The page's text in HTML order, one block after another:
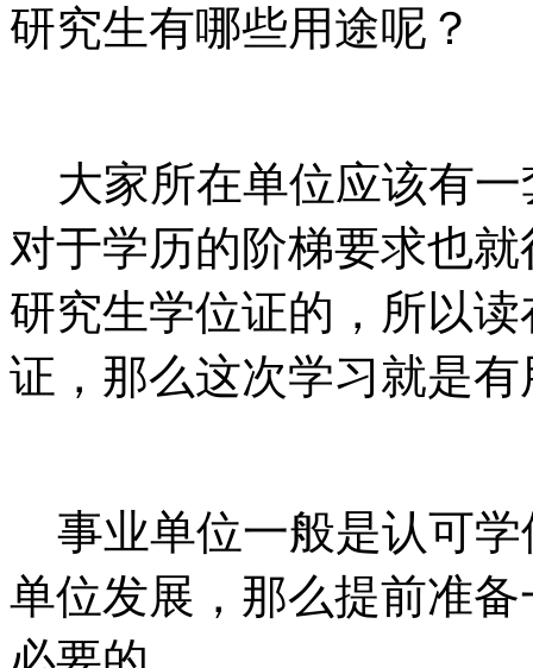
研究生有哪些用途呢？
大家所在单位应该有一
对于学历的阶梯要求也
研究生学位证的，所以
证，那么这次学习就是有
事业单位一般是认可学
单位发展，那么提前准